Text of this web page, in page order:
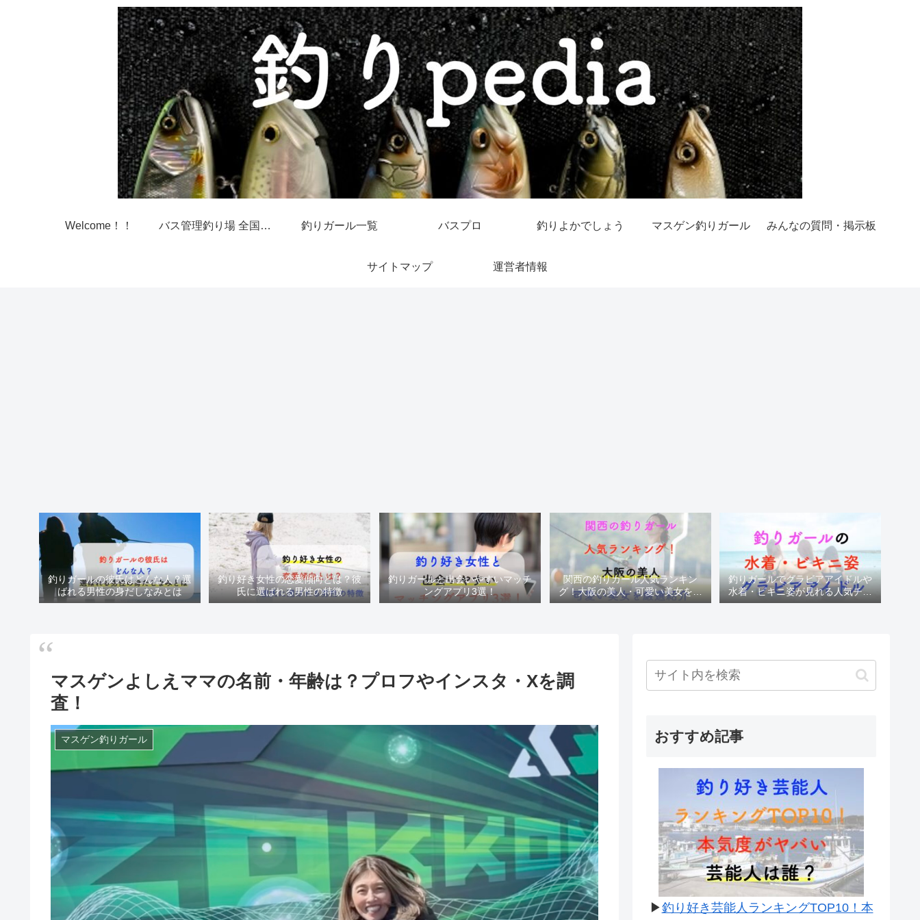
Welcome！！ バス管理釣り場 全国一覧 釣りガール一覧 バスプロ 釣りよかでしょう マスゲン釣りガール みんなの質問・掲示板
サイトマップ 運営者情報
釣りガールの彼氏はどんな人？選
ばれる男性の身だしなみとは
釣り好き女性の恋愛傾向とは？彼
氏に選ばれる男性の特徴
釣りガールと出会いやすいマッチ
ングアプリ3選！
関西の釣りガール人気ランキン
グ！大阪の美人・可愛い美女を厳
選紹介
釣りガールでグラビアアイドルや
水着・ビキニ姿が見れる人気チャ
ンネル
マスゲンよしえママの名前・年齢は？プロフやインスタ・Xを調
査！
マスゲン釣りガール おすすめ記事
▶釣り好き芸能人ランキングTOP10！本